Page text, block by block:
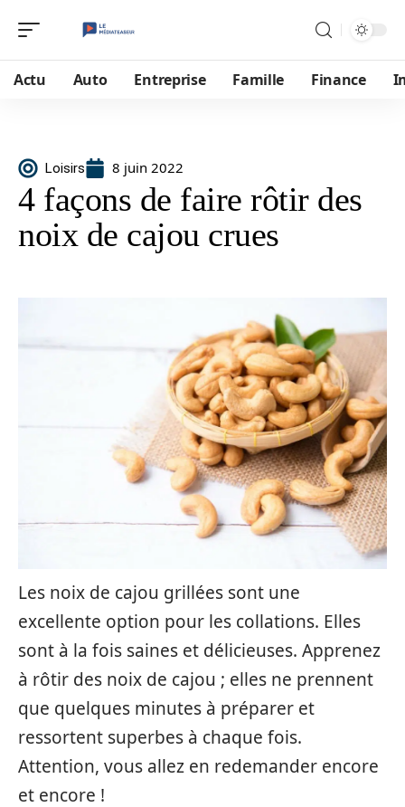
Actu Auto Entreprise Famille Finance
Loisirs 8 juin 2022
4 façons de faire rôtir des
noix de cajou crues
Les noix de cajou grillées sont une
excellente option pour les collations. Elles
sont à la fois saines et délicieuses. Apprenez
à rôtir des noix de cajou ; elles ne prennent
que quelques minutes à préparer et
ressortent superbes à chaque fois.
Attention, vous allez en redemander encore
et encore !